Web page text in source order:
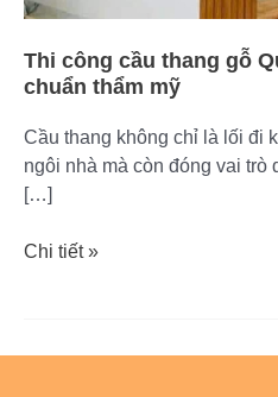
Thi công cầu thang gỗ
chuẩn thẩm mỹ
Cầu thang không chỉ là lối đi
ngôi nhà mà còn đóng vai trò
[…]
Chi tiết »